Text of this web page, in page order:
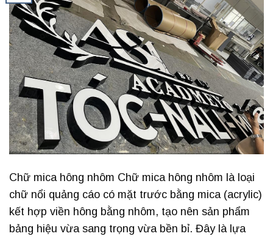
Chữ mica hông nhôm Chữ mica hông nhôm là loại
chữ nổi quảng cáo có mặt trước bằng mica (acrylic)
kết hợp viền hông bằng nhôm, tạo nên sản phẩm
bảng hiệu vừa sang trọng vừa bền bỉ. Đây là lựa